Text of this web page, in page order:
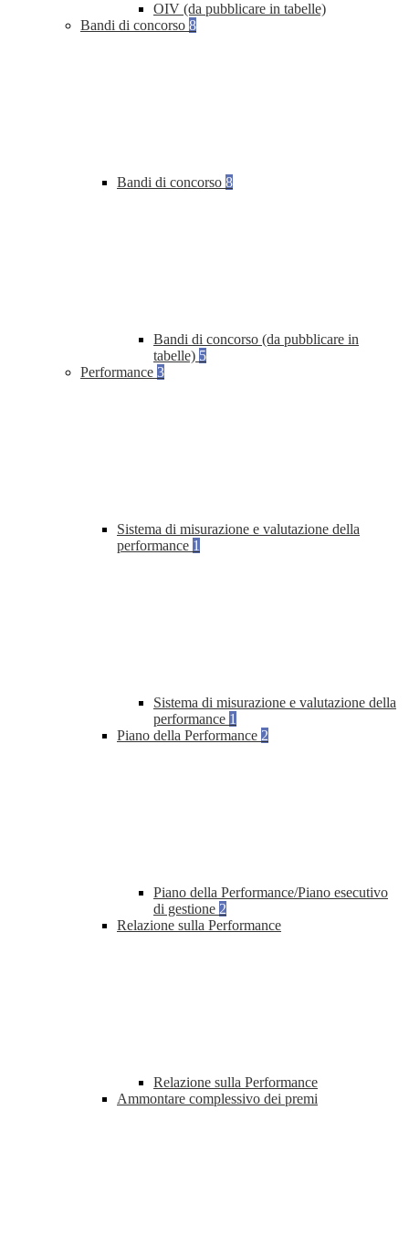
OIV (da pubblicare in tabelle)
Bandi di concorso 8
Bandi di concorso 8
Bandi di concorso (da pubblicare in
tabelle) 5
Performance 3
Sistema di misurazione e valutazione della
performance 1
Sistema di misurazione e valutazione della
performance 1
Piano della Performance 2
Piano della Performance/Piano esecutivo
di gestione 2
Relazione sulla Performance
Relazione sulla Performance
Ammontare complessivo dei premi